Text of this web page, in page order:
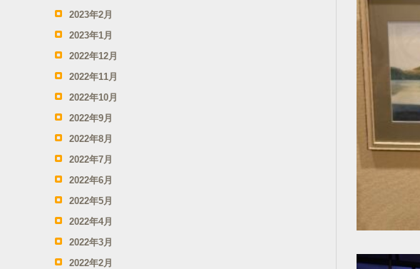
2023年2月
2023年1月
2022年12月
2022年11月
2022年10月
2022年9月
2022年8月
2022年7月
2022年6月
2022年5月
2022年4月
2022年3月
2022年2月